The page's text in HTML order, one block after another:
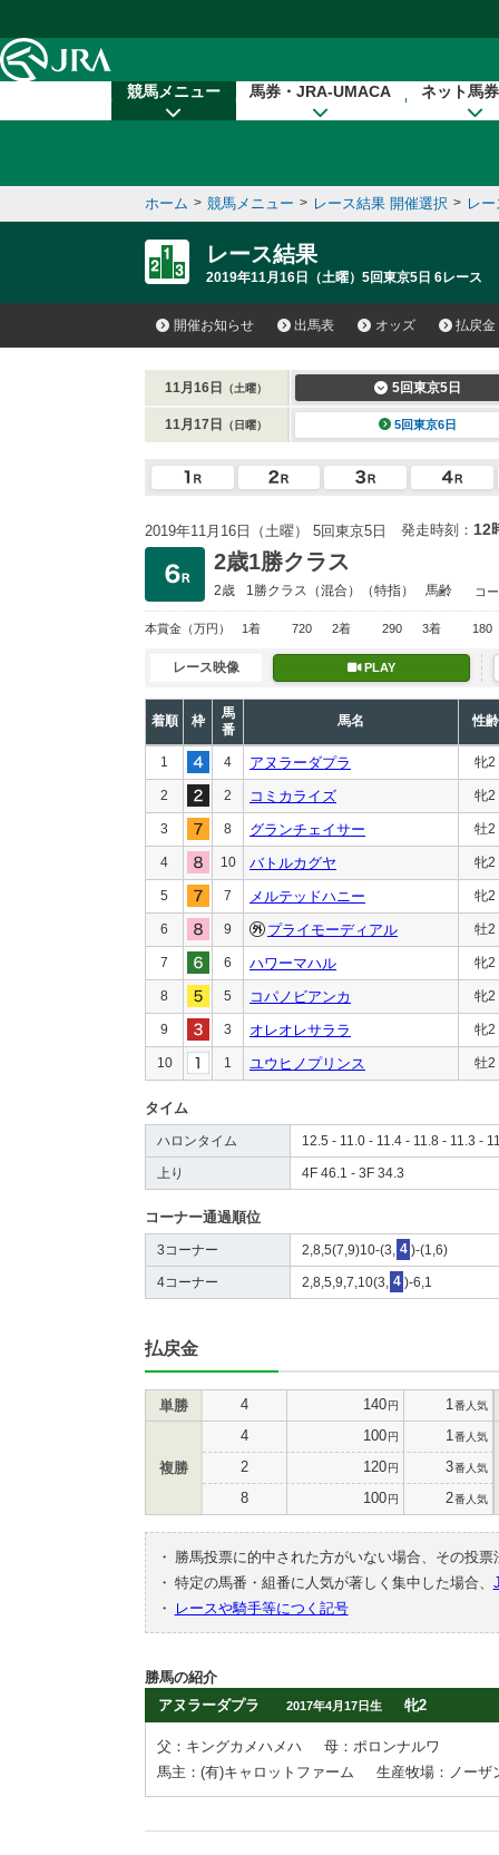
競馬メニュー 馬券・JRA-UMACA ネット馬
ホーム > 競馬メニュー > レース結果 開催選択 > レ
レース結果
2019年11月16日（土曜）5回東京5日 6レース
開催お知らせ 出馬表 オッズ 払戻金
11月16日 （土曜） 5回東京5日
11月17日 （日曜） 5回東京6日
2019年11月16日（土曜） 5回東京5日 発走時刻： 12
2歳1勝クラス
2歳 1勝クラス （混合）（特指） 馬齢 コ
本賞金 （万円） 1着 720 2着 290 3着 180
レース映像 PLAY
着順 枠
馬
番
馬名 性齢
1 4 アヌラーダプラ 牝2
2 2 コミカライズ 牝2
3 8 グランチェイサー 牡2
4 10 バトルカグヤ 牝2
5 7 メルテッドハニー 牝2
6 9 プライモーディアル 牡2
7 6 ハワーマハル 牝2
8 5 コパノビアンカ 牝2
9 3 オレオレサララ 牝2
10 1 ユウヒノプリンス 牡2
タイム
ハロンタイム 12.5 - 11.0 - 11.4 - 11.8 - 11.3 -
上り 4F 46.1 - 3F 34.3
コーナー通過順位
3コーナー 2,8,5(7,9)10-(3, 4 )-(1,6)
4コーナー 2,8,5,9,7,10(3, 4 )-6,1
払戻金
単勝 4 140円 1 番人気
複勝
4 100円 1 番人気
2 120円 3番人気
8 100円 2番人気
・
勝馬投票に的中された方がいない場合、その投
・ 特定の馬番・組番に人気が著しく集中した場合、
・
レースや騎手等につく記号
勝馬の紹介
アヌラーダプラ
2017年4月17日生 牝2
父：キングカメハメハ
母：ポロンナルワ
馬主：(有)キャロットファーム
生産牧場：ノーザ